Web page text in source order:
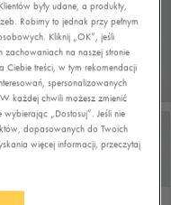
były udane, a produkty,
Robimy to jednak przy pełnym
Kliknij „OK”, jeśli
na naszej stronie
treści, w tym rekomendacji
spersonalizowanych
każdej chwili możesz zmienić
„Dostosuj”. Jeśli nie
dopasowanych do Twoich
więcej informacji, przeczytaj